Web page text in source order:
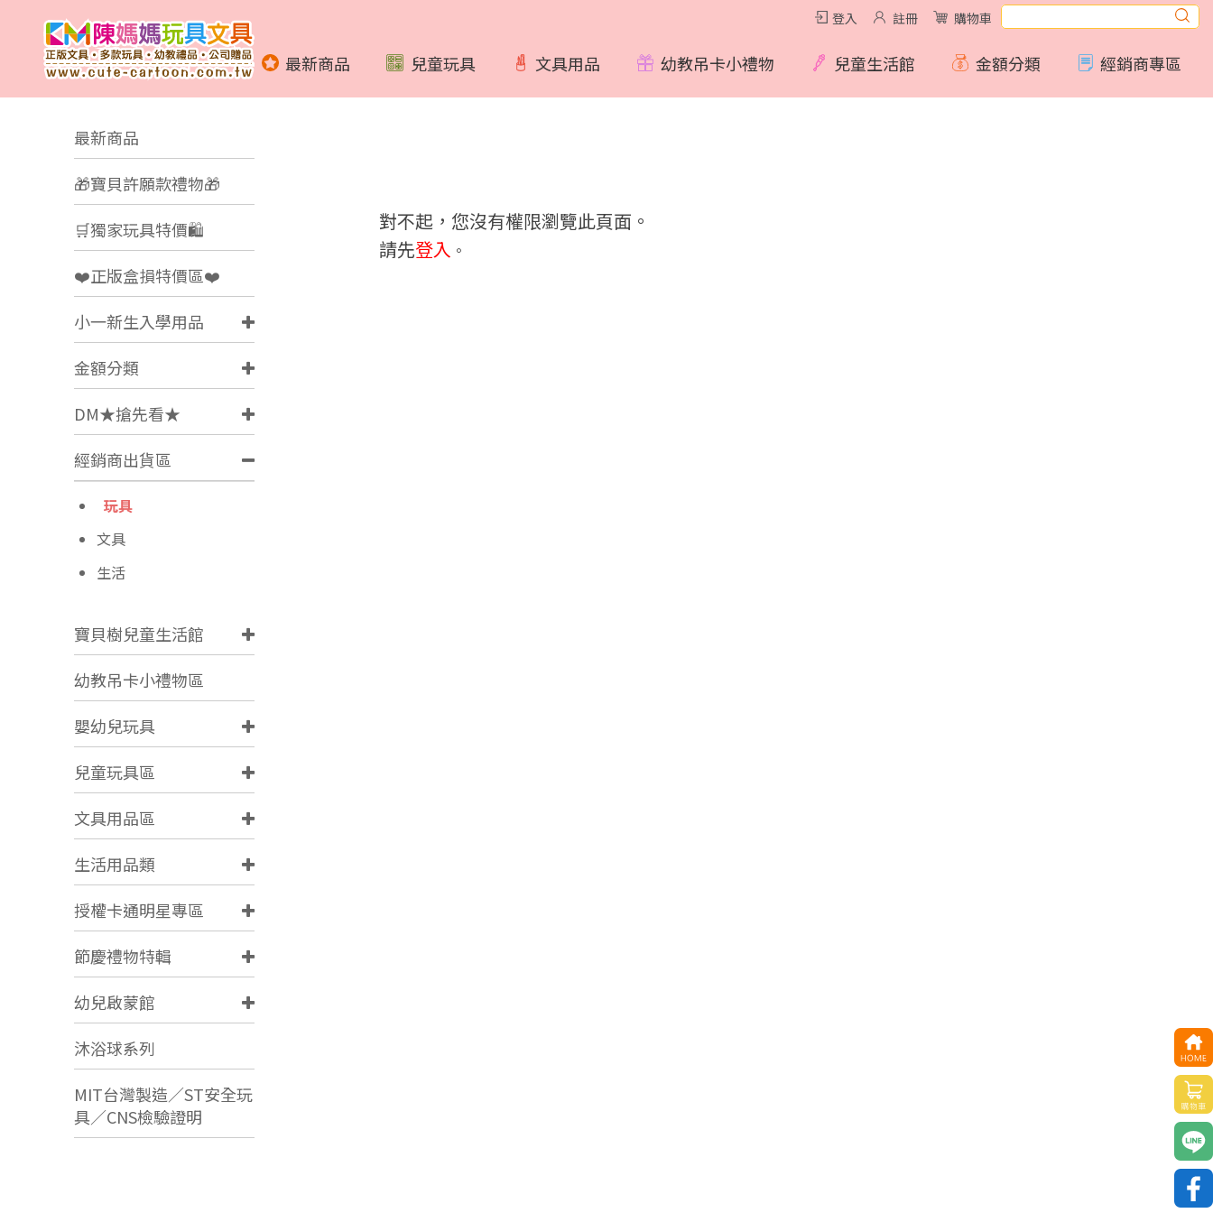
登入 註冊 購物車
最新商品 兒童玩具 文具用品 幼教吊卡小禮物 兒童生活館 金額分類 經銷商專區
最新商品
🎁寶貝許願款禮物🎁
🛒獨家玩具特價🛍️
❤️正版盒損特價區❤️
小一新生入學用品
金額分類
DM★搶先看★
經銷商出貨區
玩具
文具
生活
寶貝樹兒童生活館
幼教吊卡小禮物區
嬰幼兒玩具
兒童玩具區
文具用品區
生活用品類
授權卡通明星專區
節慶禮物特輯
幼兒啟蒙館
沐浴球系列
MIT台灣製造／ST安全玩
具／CNS檢驗證明
對不起，您沒有權限瀏覽此頁面。
請先登入 。